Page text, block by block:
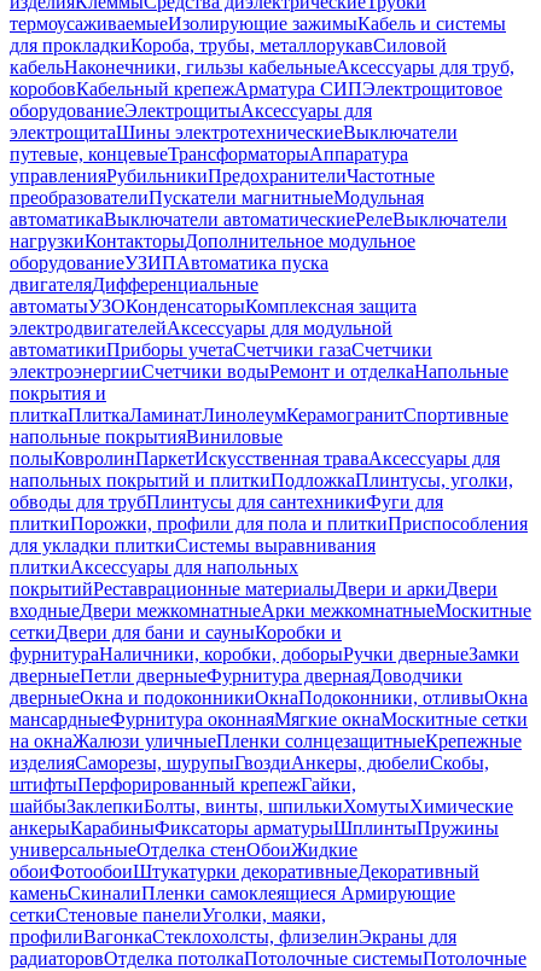
термоусаживаемыеИзолирующие зажимыКабель и системы
для прокладкиКороба, трубы, металлорукавСиловой
кабельНаконечники, гильзы кабельныеАксессуары для труб,
коробовКабельный крепежАрматура СИПЭлектрощитовое
оборудованиеЭлектрощитыАксессуары для
электрощитаШины электротехническиеВыключатели
путевые, концевыеТрансформаторыАппаратура
управленияРубильникиПредохранителиЧастотные
преобразователиПускатели магнитныеМодульная
автоматикаВыключатели автоматическиеРелеВыключатели
нагрузкиКонтакторыДополнительное модульное
оборудованиеУЗИПАвтоматика пуска
двигателяДифференциальные
автоматыУЗОКонденсаторыКомплексная защита
электродвигателейАксессуары для модульной
автоматикиПриборы учетаСчетчики газаСчетчики
электроэнергииСчетчики водыРемонт и отделкаНапольные
покрытия и
плиткаПлиткаЛаминатЛинолеумКерамогранитСпортивные
напольные покрытияВиниловые
полыКовролинПаркетИскусственная траваАксессуары для
напольных покрытий и плиткиПодложкаПлинтусы, уголки,
обводы для трубПлинтусы для сантехникиФуги для
плиткиПорожки, профили для пола и плиткиПриспособления
для укладки плиткиСистемы выравнивания
плиткиАксессуары для напольных
покрытийРеставрационные материалыДвери и аркиДвери
входныеДвери межкомнатныеАрки межкомнатныеМоскитные
сеткиДвери для бани и сауныКоробки и
фурнитураНаличники, коробки, доборыРучки дверныеЗамки
дверныеПетли дверныеФурнитура двернаяДоводчики
дверныеОкна и подоконникиОкнаПодоконники, отливыОкна
мансардныеФурнитура оконнаяМягкие окнаМоскитные сетки
на окнаЖалюзи уличныеПленки солнцезащитныеКрепежные
изделияСаморезы, шурупыГвоздиАнкеры, дюбелиСкобы,
штифтыПерфорированный крепежГайки,
шайбыЗаклепкиБолты, винты, шпилькиХомутыХимические
анкерыКарабиныФиксаторы арматурыШплинтыПружины
универсальныеОтделка стенОбоиЖидкие
обоиФотообоиШтукатурки декоративныеДекоративный
каменьСкиналиПленки самоклеящиеся Армирующие
сеткиСтеновые панелиУголки, маяки,
профилиВагонкаСтеклохолсты, флизелинЭкраны для
радиаторовОтделка потолкаПотолочные системыПотолочные